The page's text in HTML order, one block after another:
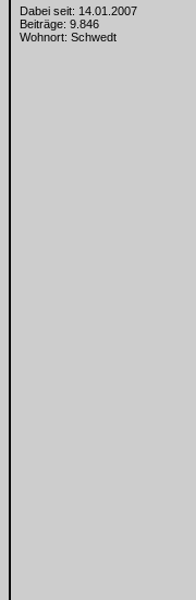
Dabei seit: 14.01.2007
Beiträge: 9.846
Wohnort: Schwedt